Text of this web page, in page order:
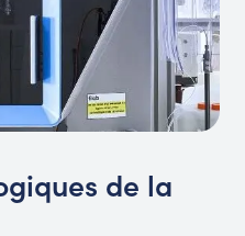
de la